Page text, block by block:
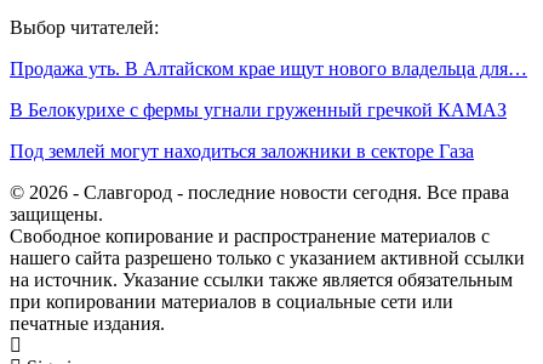
Выбор читателей:
Продажа уть. В Алтайском крае ищут нового владельца для…
В Белокурихе с фермы угнали груженный гречкой КАМАЗ
Под землей могут находиться заложники в секторе Газа
© 2026 - Славгород - последние новости сегодня. Все права
защищены.
Свободное копирование и распространение материалов с
нашего сайта разрешено только с указанием активной ссылки
на источник. Указание ссылки также является обязательным
при копировании материалов в социальные сети или
печатные издания.